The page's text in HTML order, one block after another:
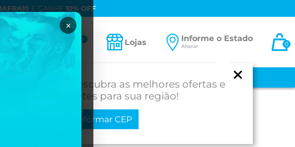
FRETE GRÁTIS
Minha conta
entre ou cadastre-se Lojas Informe o Estado
Alterar
Descubra as melhores ofertas e
fretes para sua região!
Informar CEP
0
PROD. PARA SAÚDE
×